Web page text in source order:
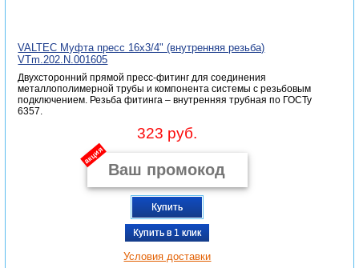
VALTEC Муфта пресс 16х3/4" (внутренняя резьба)
VTm.202.N.001605
Двухсторонний прямой пресс-фитинг для соединения
металлополимерной трубы и компонента системы с резьбовым
подключением. Резьба фитинга – внутренняя трубная по ГОСТу
6357.
323 руб.
акция
Купить
Купить в 1 клик
Условия доставки